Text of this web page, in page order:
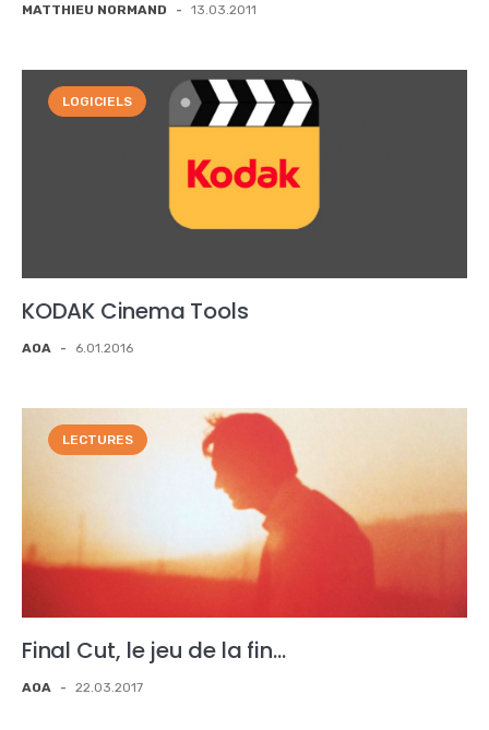
MATTHIEU NORMAND - 13.03.2011
LOGICIELS
KODAK Cinema Tools
AOA - 6.01.2016
LECTURES
Final Cut, le jeu de la fin…
AOA - 22.03.2017